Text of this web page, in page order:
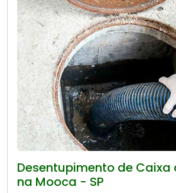
Desentupimento de Caixa
na Mooca - SP